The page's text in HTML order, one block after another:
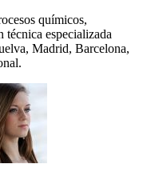
químicos,
técnica especializada
Madrid, Barcelona,